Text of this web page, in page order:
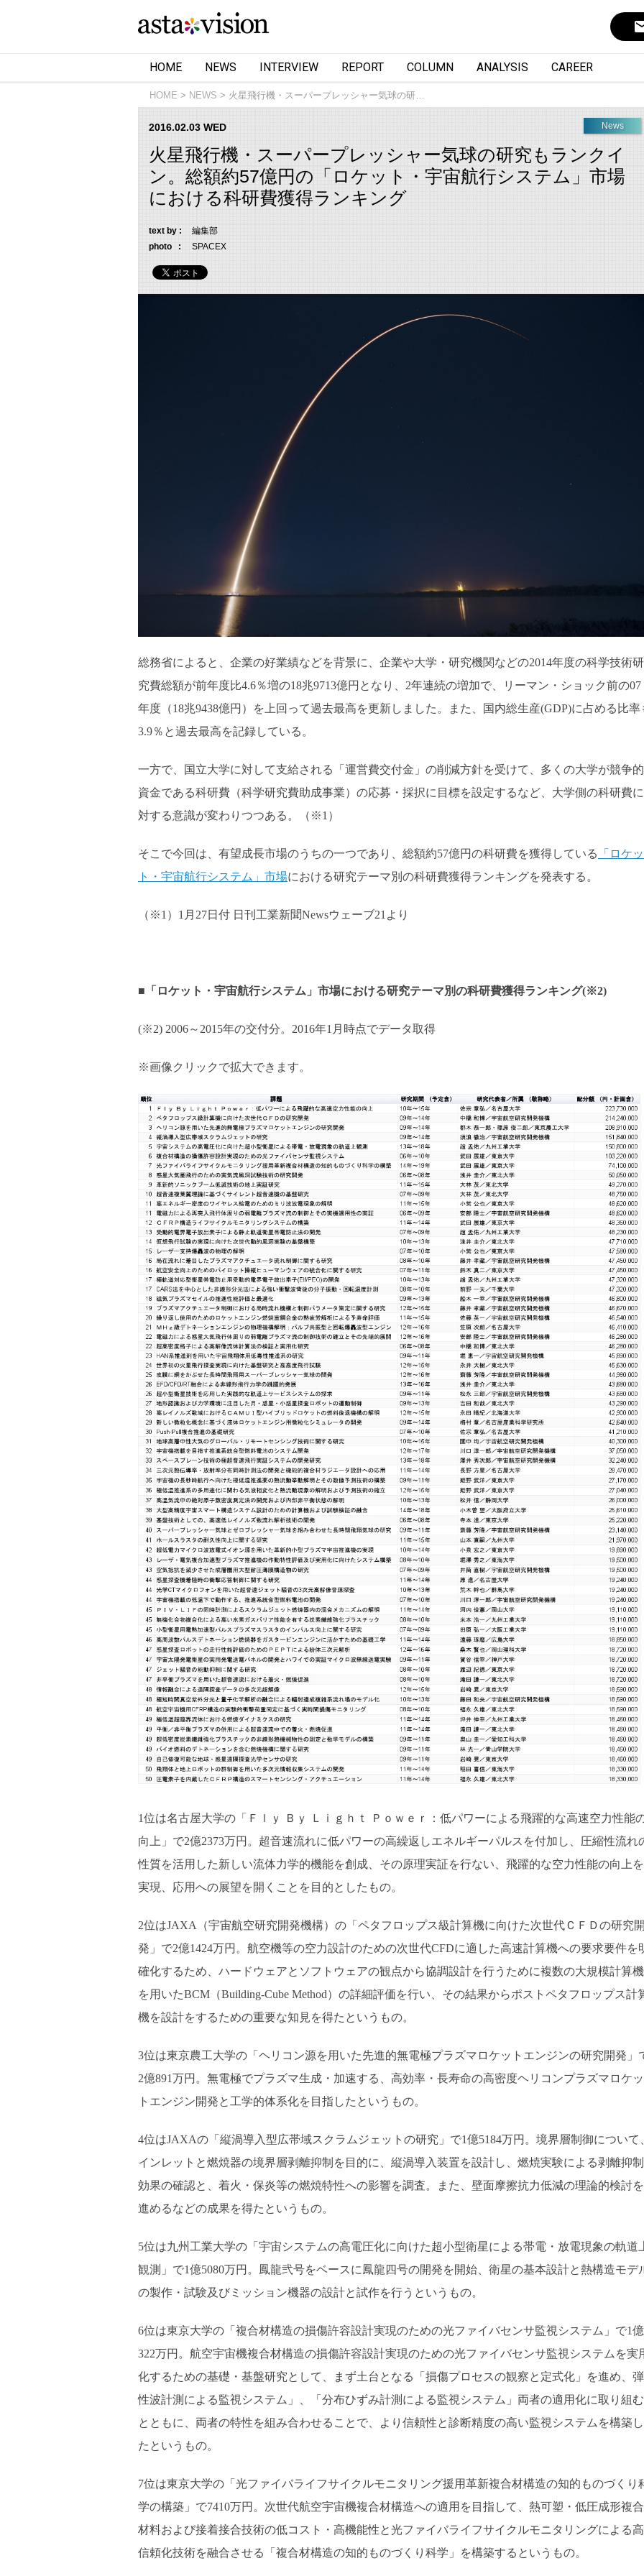
HOME NEWS INTERVIEW REPORT COLUMN ANALYSIS CAREER
HOME NEWS 火星飛行機・スーパープレッシャー気球の研…
News
2016.02.03 WED
火星飛行機・スーパープレッシャー気球の研究もランクイ
ン。総額約57億円の「ロケット・宇宙航行システム」市場
における科研費獲得ランキング
text by :
編集部
photo :
SPACEX
総務省によると、企業の好業績などを背景に、企業や大学・研究機関などの2014年度の科学技術研
究費総額が前年度比4.6％増の18兆9713億円となり、2年連続の増加で、リーマン・ショック前の07
年度（18兆9438億円）を上回って過去最高を更新しました。また、国内総生産(GDP)に占める比率
3.9％と過去最高を記録している。
一方で、国立大学に対して支給される「運営費交付金」の削減方針を受けて、多くの大学が競争的
資金である科研費（科学研究費助成事業）の応募・採択に目標を設定するなど、大学側の科研費に
対する意識が変わりつつある。（※1）
そこで今回は、有望成長市場のうちの一つであり、総額約57億円の科研費を獲得している
「ロケッ
ト・宇宙航行システム」市場における研究テーマ別の科研費獲得ランキングを発表する。
（※1）1月27日付 日刊工業新聞Newsウェーブ21より
■ 「ロケット・宇宙航行システム」市場における研究テーマ別の科研費獲得ランキング(※2)
(※2) 2006～2015年の交付分。2016年1月時点でデータ取得
※画像クリックで拡大できます。
1位は名古屋大学の「Ｆｌｙ Ｂｙ Ｌｉｇｈｔ Ｐｏｗｅｒ：低パワーによる飛躍的な高速空力性能
向上」で2億2373万円。超音速流れに低パワーの高繰返しエネルギーパルスを付加し、圧縮性流れ
性質を活用した新しい流体力学的機能を創成、その原理実証を行ない、飛躍的な空力性能の向上を
実現、応用への展望を開くことを目的としたもの。
2位はJAXA（宇宙航空研究開発機構）の「ペタフロップス級計算機に向けた次世代ＣＦＤの研究
発」で2億1424万円。航空機等の空力設計のための次世代CFDに適した高速計算機への要求要件を
確化するため、ハードウェアとソフトウェアの観点から協調設計を行うために複数の大規模計算機
を用いたBCM（Building-Cube Method）の詳細評価を行い、その結果からポストペタフロップス計
機を設計をするための重要な知見を得たというもの。
3位は東京農工大学の「ヘリコン源を用いた先進的無電極プラズマロケットエンジンの研究開発」
2億891万円。無電極でプラズマ生成・加速する、高効率・長寿命の高密度ヘリコンプラズマロケッ
トエンジン開発と工学的体系化を目指したというもの。
4位はJAXAの「縦渦導入型広帯域スクラムジェットの研究」で1億5184万円。境界層制御について
インレットと燃焼器の境界層剥離抑制を目的に、縦渦導入装置を設計し、燃焼実験による剥離抑制
効果の確認と、着火・保炎等の燃焼特性への影響を調査。また、壁面摩擦抗力低減の理論的検討を
進めるなどの成果を得たというもの。
5位は九州工業大学の「宇宙システムの高電圧化に向けた超小型衛星による帯電・放電現象の軌道
観測」で1億5080万円。鳳龍弐号をベースに鳳龍四号の開発を開始、衛星の基本設計と熱構造モデ
の製作・試験及びミッション機器の設計と試作を行うというもの。
6位は東京大学の「複合材構造の損傷許容設計実現のための光ファイバセンサ監視システム」で1億
322万円。航空宇宙機複合材構造の損傷許容設計実現のための光ファイバセンサ監視システムを実
化するための基礎・基盤研究として、まず土台となる「損傷プロセスの観察と定式化」を進め、弾
性波計測による監視システム」、「分布ひずみ計測による監視システム」両者の適用化に取り組む
とともに、両者の特性を組み合わせることで、より信頼性と診断精度の高い監視システムを構築し
たというもの。
7位は東京大学の「光ファイバライフサイクルモニタリング援用革新複合材構造の知的ものづくり
学の構築」で7410万円。次世代航空宇宙機複合材構造への適用を目指して、熱可塑・低圧成形複合
材料および接着接合技術の低コスト・高機能性と光ファイバライフサイクルモニタリングによる高
信頼化技術を融合させる「複合材構造の知的ものづくり科学」を構築するというもの。